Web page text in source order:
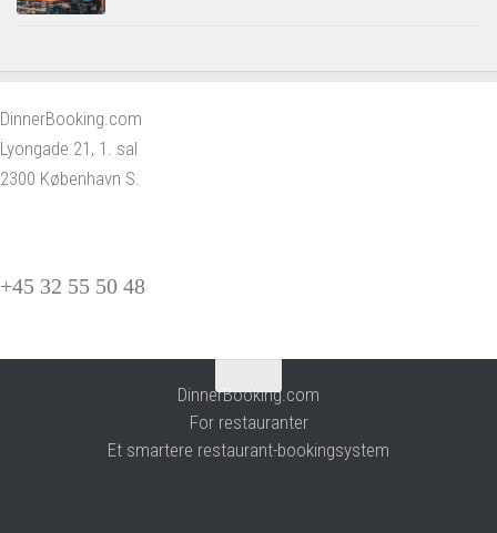
DinnerBooking.com
Lyongade 21, 1. sal
2300 København S.
+45 32 55 50 48
DinnerBooking.com
For restauranter
Et smartere restaurant-bookingsystem